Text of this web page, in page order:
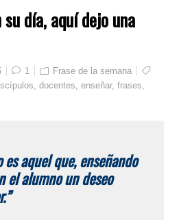
día, aquí dejo una
1
Frase de la semana
,docentes ,enseñar,frases
aquel que, enseñando
el alumno un deseo